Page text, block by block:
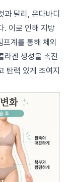
과 달리, 온다바디
. 이로 인해 지방
계를 통해 체외
라겐 생성을 촉진
탄력 있게 조여지